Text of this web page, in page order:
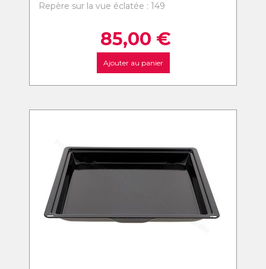
Repère sur la vue éclatée : 149
85,00 €
Ajouter au panier